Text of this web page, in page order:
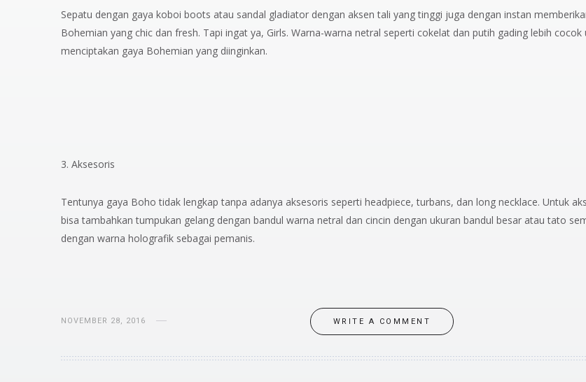
Sepatu dengan gaya koboi boots atau sandal gladiator dengan aksen tali yang tinggi juga dengan instan
Bohemian yang chic dan fresh. Tapi ingat ya, Girls. Warna-warna netral seperti cokelat dan putih gading lebih cocok
menciptakan gaya Bohemian yang diinginkan.
3. Aksesoris
Tentunya gaya Boho tidak lengkap tanpa adanya aksesoris seperti headpiece, turbans, dan long necklace. Untuk
bisa tambahkan tumpukan gelang dengan bandul warna netral dan cincin dengan ukuran bandul besar atau tato
dengan warna holografik sebagai pemanis.
NOVEMBER 28, 2016 WRITE A COMMENT